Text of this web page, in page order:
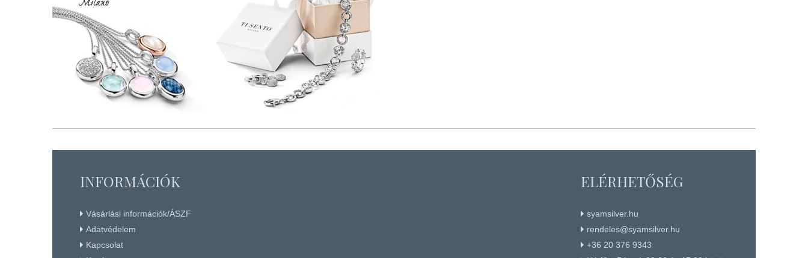
ELÉRHETŐSÉG
syamsilver.hu
rendeles@syamsilver.hu
+36 20 376 9343
INFORMÁCIÓK
Vásárlási információk/ÁSZF
Adatvédelem
Kapcsolat